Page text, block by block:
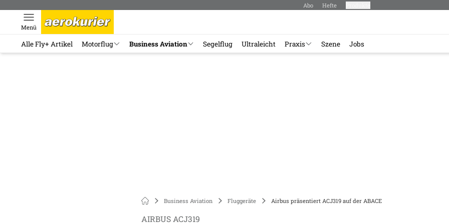
Abo Hefte
Menü
Alle Fly+ Artikel Motorflug Business Aviation Segelflug Ultraleicht Praxis Szene Jobs
Business Aviation Fluggeräte Airbus präsentiert ACJ319 auf der ABACE
AIRBUS ACJ319